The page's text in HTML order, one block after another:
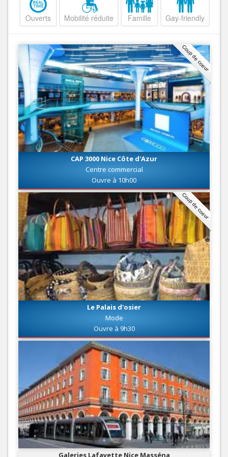
Ouverts Mobilité réduite Famille Gay-friendly
Coup de coeur
CAP 3000 Nice Côte d'Azur
Centre commercial
Ouvre à 10h00
Coup de coeur
Le Palais d'osier
Mode
Ouvre à 9h30